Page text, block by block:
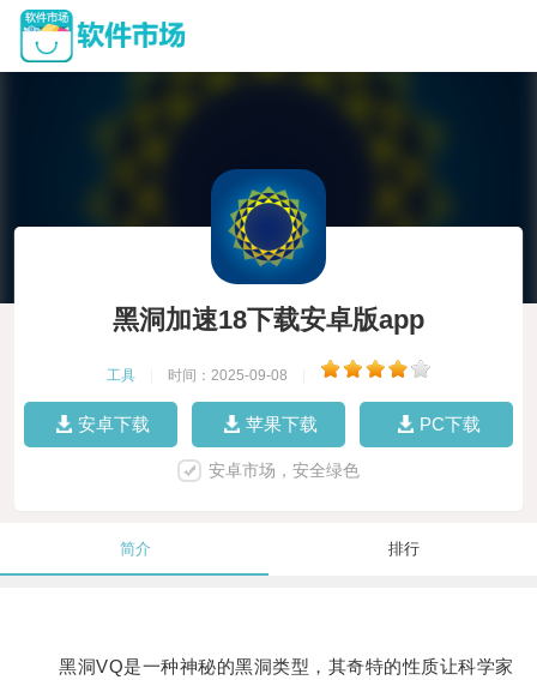
黑洞加速18下载安卓版app
工具 时间：2025-09-08
安卓下载 苹果下载 PC下载
安卓市场，安全绿色
简介 排行
黑洞VQ是一种神秘的黑洞类型，其奇特的性质让科学家